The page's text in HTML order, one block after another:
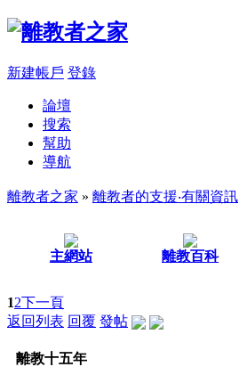
新建帳戶 登錄
論壇
搜索
幫助
導航
離教者之家 » 離教者的支援‧有關資訊
主網站 離教百科
12下一頁
返回列表 回覆 發帖
離教十五年